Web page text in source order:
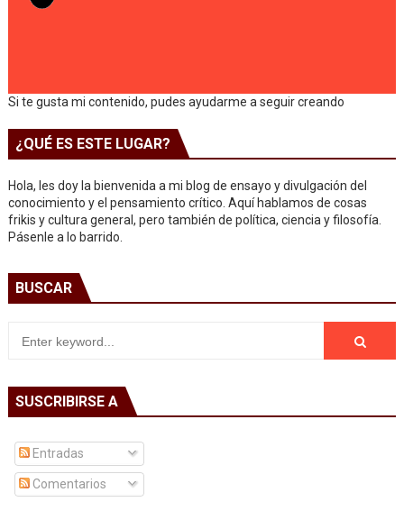
Si te gusta mi contenido, pudes ayudarme a seguir creando
¿QUÉ ES ESTE LUGAR?
Hola, les doy la bienvenida a mi blog de ensayo y divulgación del
conocimiento y el pensamiento crítico. Aquí hablamos de cosas
frikis y cultura general, pero también de política, ciencia y filosofía.
Pásenle a lo barrido.
BUSCAR
SUSCRIBIRSE A
Entradas
Comentarios